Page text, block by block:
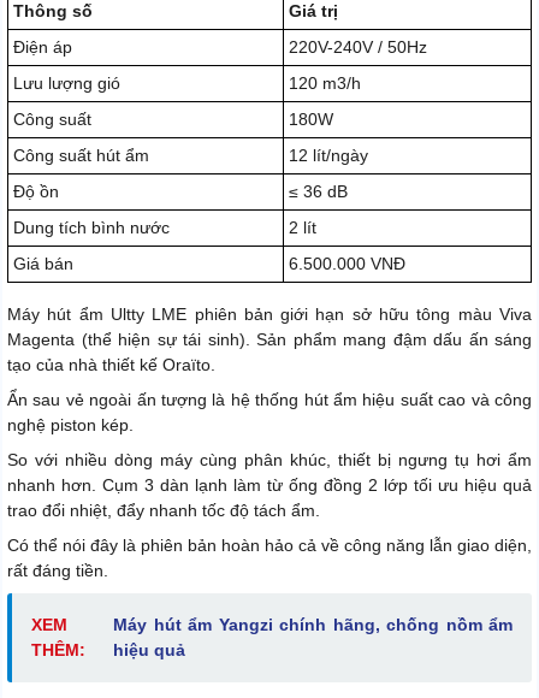
Thông số
Giá trị
Điện áp
220V-240V / 50Hz
Lưu lượng gió
120 m3/h
Công suất
180W
Công suất hút ẩm
12 lít/ngày
Độ ồn
≤ 36 dB
Dung tích bình nước
2 lít
Giá bán
6.500.000 VNĐ
Máy hút ẩm Ultty LME phiên bản giới hạn sở hữu tông màu Viva
Magenta (thể hiện sự tái sinh). Sản phẩm mang đậm dấu ấn sáng
tạo của nhà thiết kế Oraïto.
Ẩn sau vẻ ngoài ấn tượng là hệ thống hút ẩm hiệu suất cao và công
nghệ piston kép.
So với nhiều dòng máy cùng phân khúc, thiết bị ngưng tụ hơi ẩm
nhanh hơn. Cụm 3 dàn lạnh làm từ ống đồng 2 lớp tối ưu hiệu quả
trao đổi nhiệt, đẩy nhanh tốc độ tách ẩm.
Có thể nói đây là phiên bản hoàn hảo cả về công năng lẫn giao diện,
rất đáng tiền.
XEM
THÊM:
Máy hút ẩm Yangzi chính hãng, chống nồm ẩm
hiệu quả